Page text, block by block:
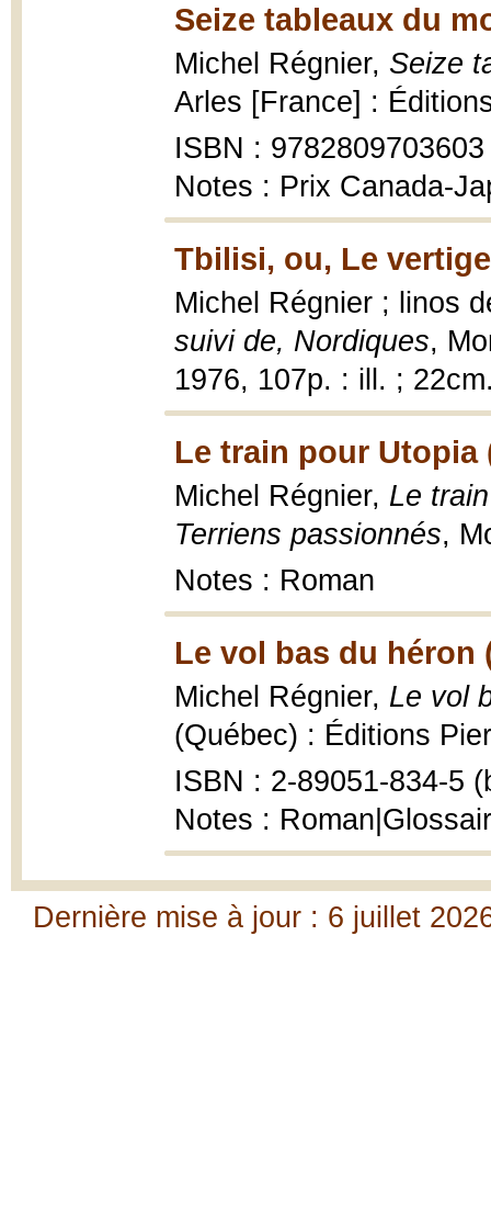
Seize tableaux du
Michel Régnier, Seize
Arles [France] :
ISBN : 9782809703603
Notes : Prix Canada-
Tbilisi, ou, Le
Michel Régnier ; linos
suivi de, Nordiques,
1976, 107p. : ill. ;
Le train pour Utopia
Michel Régnier, Le
Terriens passionnés,
Notes : Roman
Le vol bas du héron
Michel Régnier, Le vol
(Québec) : Éditions
ISBN : 2-89051-834-5
Notes :
Dernière mise à jour : 6 juillet